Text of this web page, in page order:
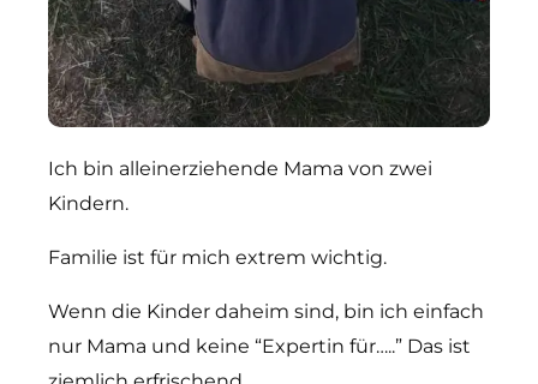
Ich bin alleinerziehende Mama von zwei
Kindern.
Familie ist für mich extrem wichtig.
Wenn die Kinder daheim sind, bin ich einfach
nur Mama und keine “Expertin für…..” Das ist